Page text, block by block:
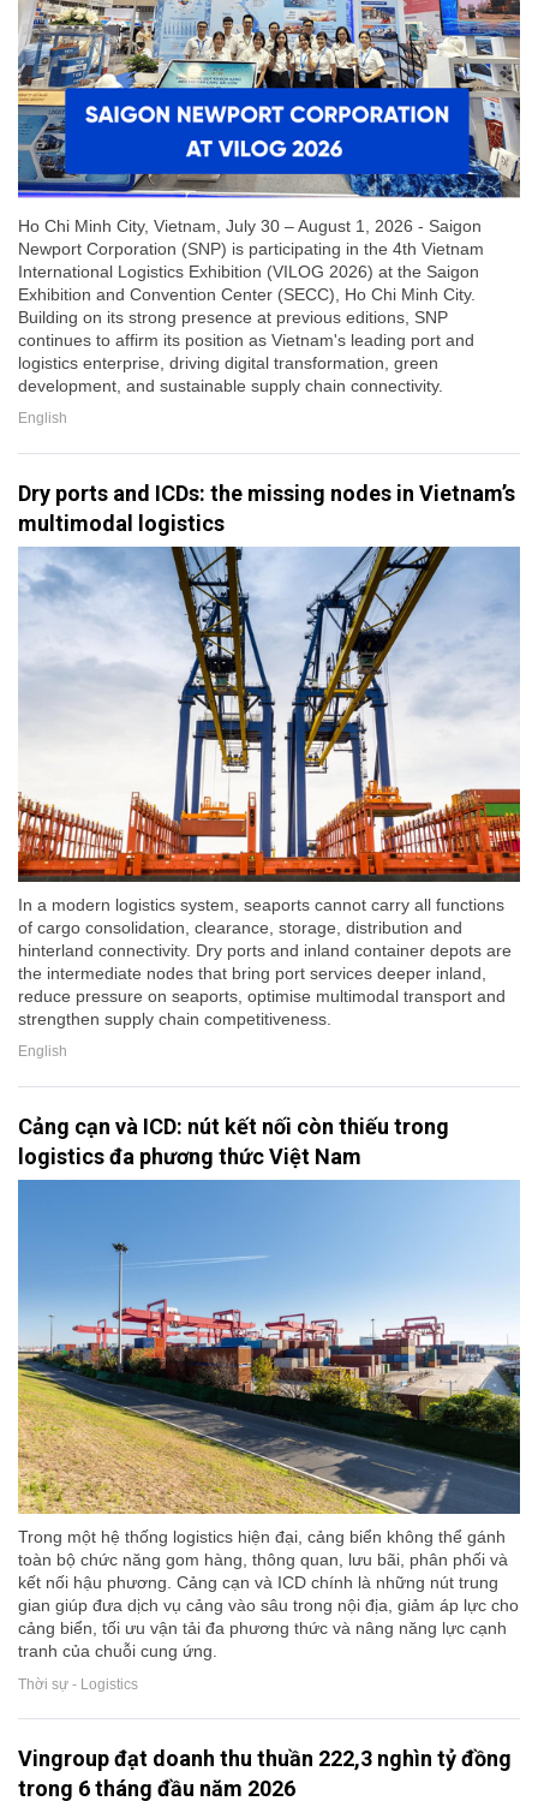
Ho Chi Minh City, Vietnam, July 30 – August 1, 2026 - Saigon
Newport Corporation (SNP) is participating in the 4th Vietnam
International Logistics Exhibition (VILOG 2026) at the Saigon
Exhibition and Convention Center (SECC), Ho Chi Minh City.
Building on its strong presence at previous editions, SNP
continues to affirm its position as Vietnam's leading port and
logistics enterprise, driving digital transformation, green
development, and sustainable supply chain connectivity.
English
Dry ports and ICDs: the missing nodes in Vietnam’s
multimodal logistics
In a modern logistics system, seaports cannot carry all functions
of cargo consolidation, clearance, storage, distribution and
hinterland connectivity. Dry ports and inland container depots are
the intermediate nodes that bring port services deeper inland,
reduce pressure on seaports, optimise multimodal transport and
strengthen supply chain competitiveness.
English
Cảng cạn và ICD: nút kết nối còn thiếu trong
logistics đa phương thức Việt Nam
Trong một hệ thống logistics hiện đại, cảng biển không thể gánh
toàn bộ chức năng gom hàng, thông quan, lưu bãi, phân phối và
kết nối hậu phương. Cảng cạn và ICD chính là những nút trung
gian giúp đưa dịch vụ cảng vào sâu trong nội địa, giảm áp lực cho
cảng biển, tối ưu vận tải đa phương thức và nâng năng lực cạnh
tranh của chuỗi cung ứng.
Thời sự - Logistics
Vingroup đạt doanh thu thuần 222,3 nghìn tỷ đồng
trong 6 tháng đầu năm 2026